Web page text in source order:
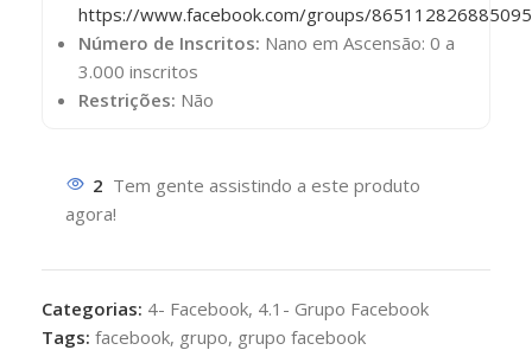
https://www.facebook.com/groups/
Número de Inscritos: Nano em Ascensão: 0 a
3.000 inscritos
Restrições: Não
2 Tem gente assistindo a este produto
agora!
Categorias: 4- Facebook, 4.1- Grupo Facebook
Tags: facebook, grupo, grupo facebook